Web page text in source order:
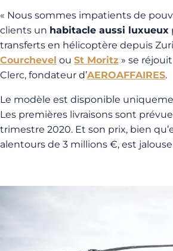
« Nous sommes impatients de
clients un habitacle aussi luxueux
transferts en hélicoptère depuis
Courchevel ou St Moritz » se
Clerc, fondateur d’AEROAFFAIRES.
Le modèle est disponible
Les premières livraisons sont
trimestre 2020. Et son prix, bien
alentours de 3 millions €, est